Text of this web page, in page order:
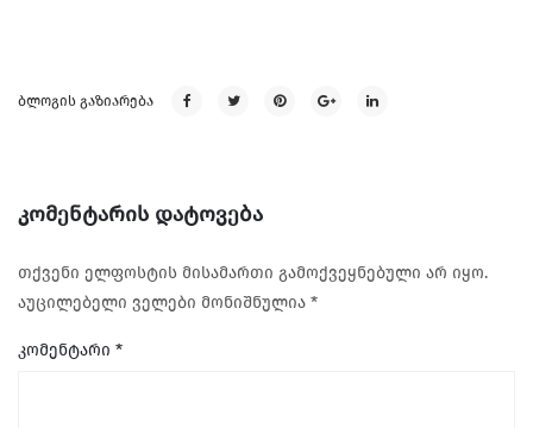
ᲑᲚᲝᲒᲘᲡ ᲒᲐᲖᲘᲐᲠᲔᲑᲐ
ᲙᲝᲛᲔᲜᲢᲐᲠᲘᲡ ᲓᲐᲢᲝᲕᲔᲑᲐ
თქვენი ელფოსტის მისამართი გამოქვეყნებული არ იყო.
აუცილებელი ველები მონიშნულია *
კომენტარი *